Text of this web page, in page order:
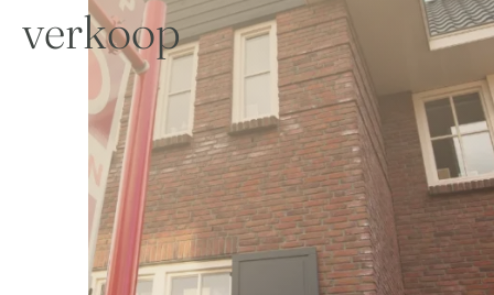
verkoop